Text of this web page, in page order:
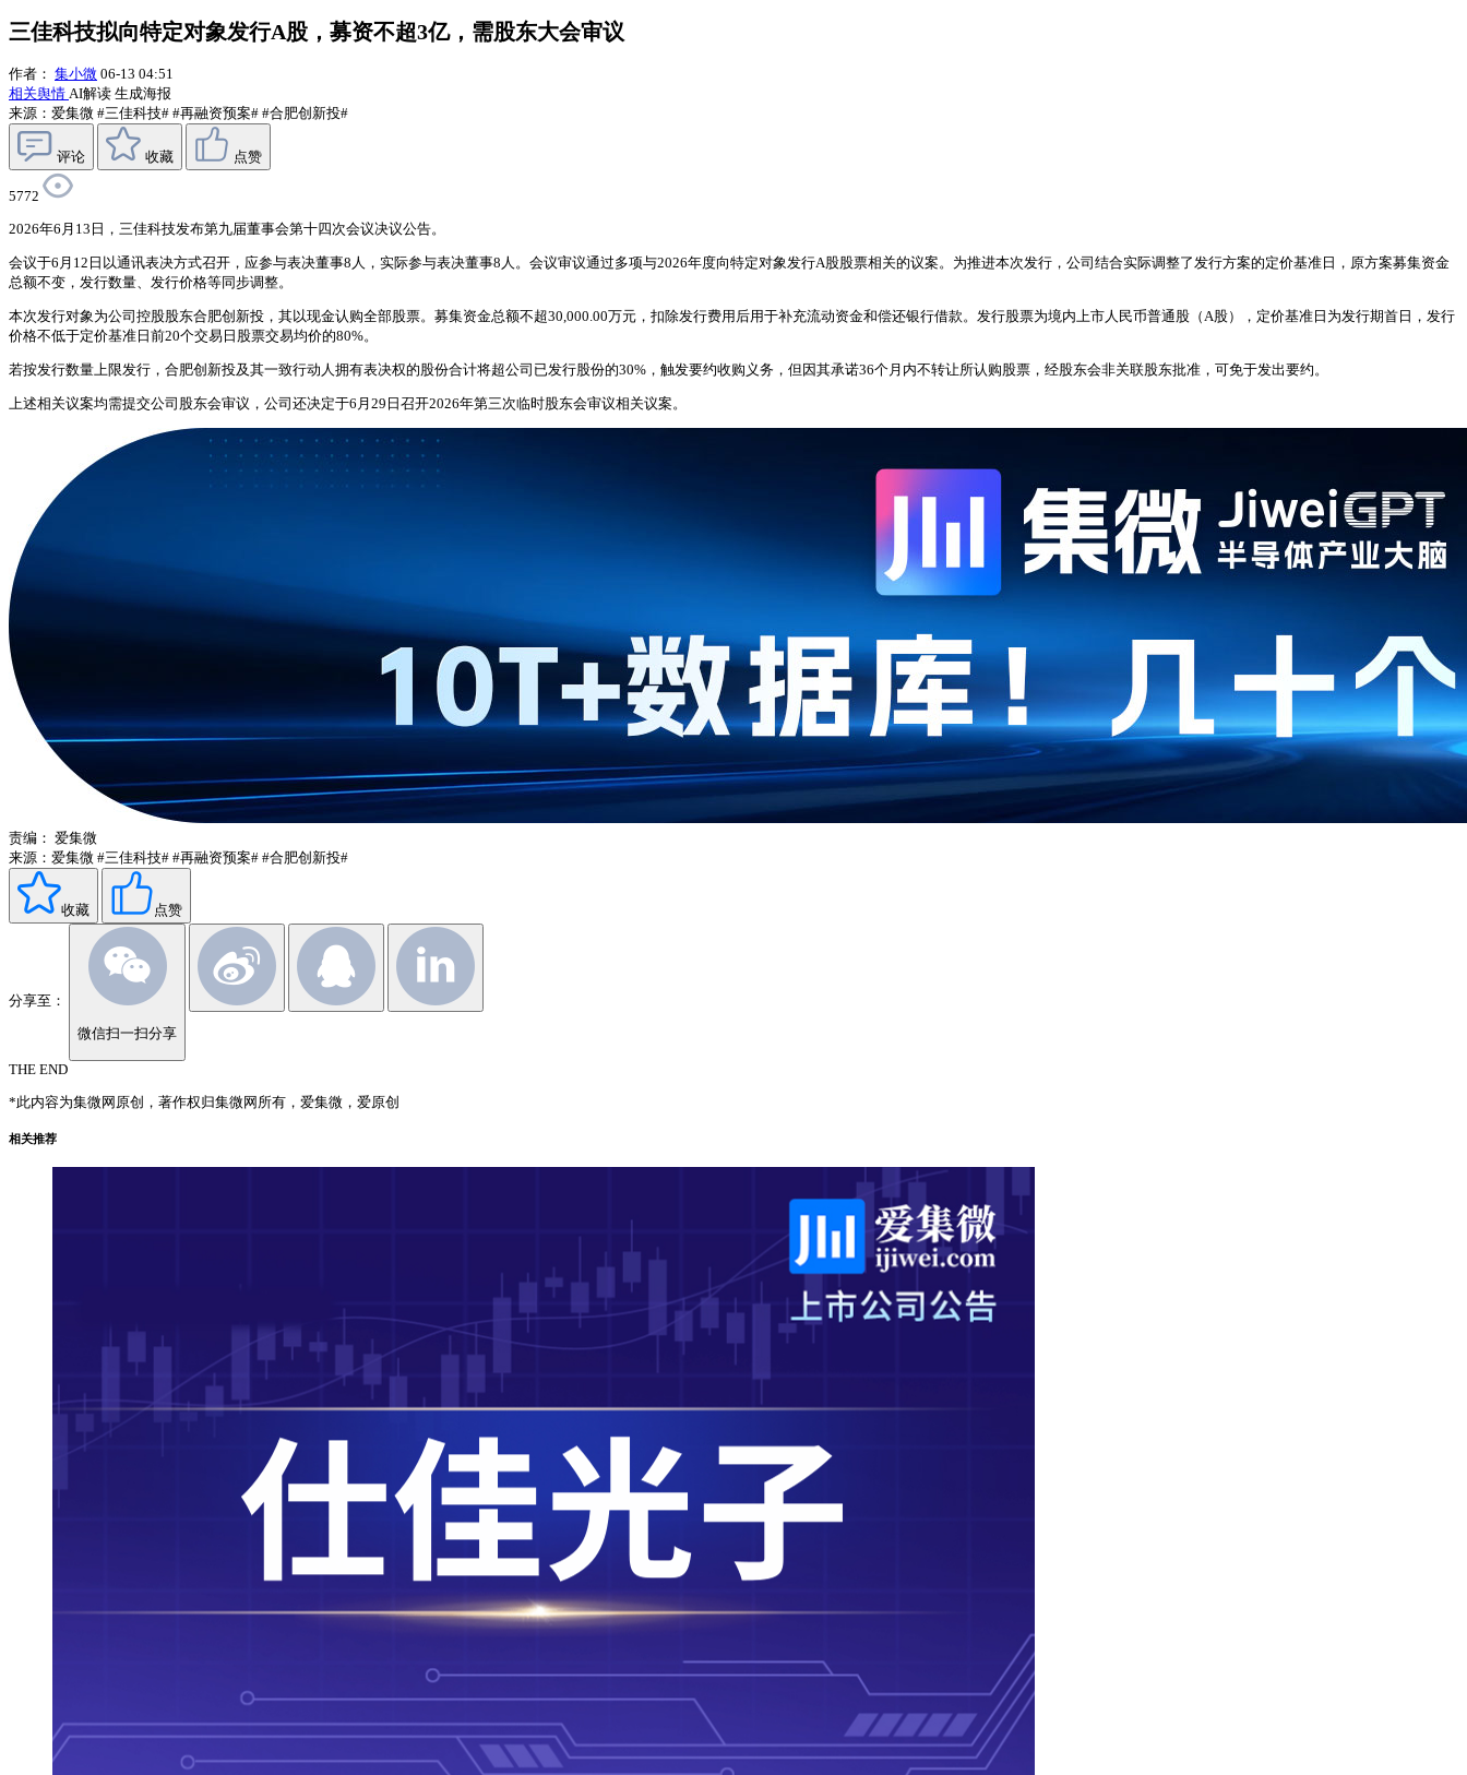
三佳科技拟向特定对象发行A股，募资不超3亿，需股东大会审议
作者： 集小微 06-13 04:51
相关舆情 AI解读 生成海报
来源：爱集微 #三佳科技# #再融资预案# #合肥创新投#
评论 收藏 点赞
5772
2026年6月13日，三佳科技发布第九届董事会第十四次会议决议公告。
会议于6月12日以通讯表决方式召开，应参与表决董事8人，实际参与表决董事8人。会议审议通过多项与2026年度向特定对象发行A股股票相关的议案。为推进本次发行，公司结合实际调整了发行方案的定价基准日，原方案募集资金
总额不变，发行数量、发行价格等同步调整。
本次发行对象为公司控股股东合肥创新投，其以现金认购全部股票。募集资金总额不超30,000.00万元，扣除发行费用后用于补充流动资金和偿还银行借款。发行股票为境内上市人民币普通股（A股），定价基准日为发行期首日，发行
价格不低于定价基准日前20个交易日股票交易均价的80%。
若按发行数量上限发行，合肥创新投及其一致行动人拥有表决权的股份合计将超公司已发行股份的30%，触发要约收购义务，但因其承诺36个月内不转让所认购股票，经股东会非关联股东批准，可免于发出要约。
上述相关议案均需提交公司股东会审议，公司还决定于6月29日召开2026年第三次临时股东会审议相关议案。
责编： 爱集微
来源：爱集微 #三佳科技# #再融资预案# #合肥创新投#
收藏 点赞
分享至：
微信扫一扫分享
THE END
*此内容为集微网原创，著作权归集微网所有，爱集微，爱原创
相关推荐